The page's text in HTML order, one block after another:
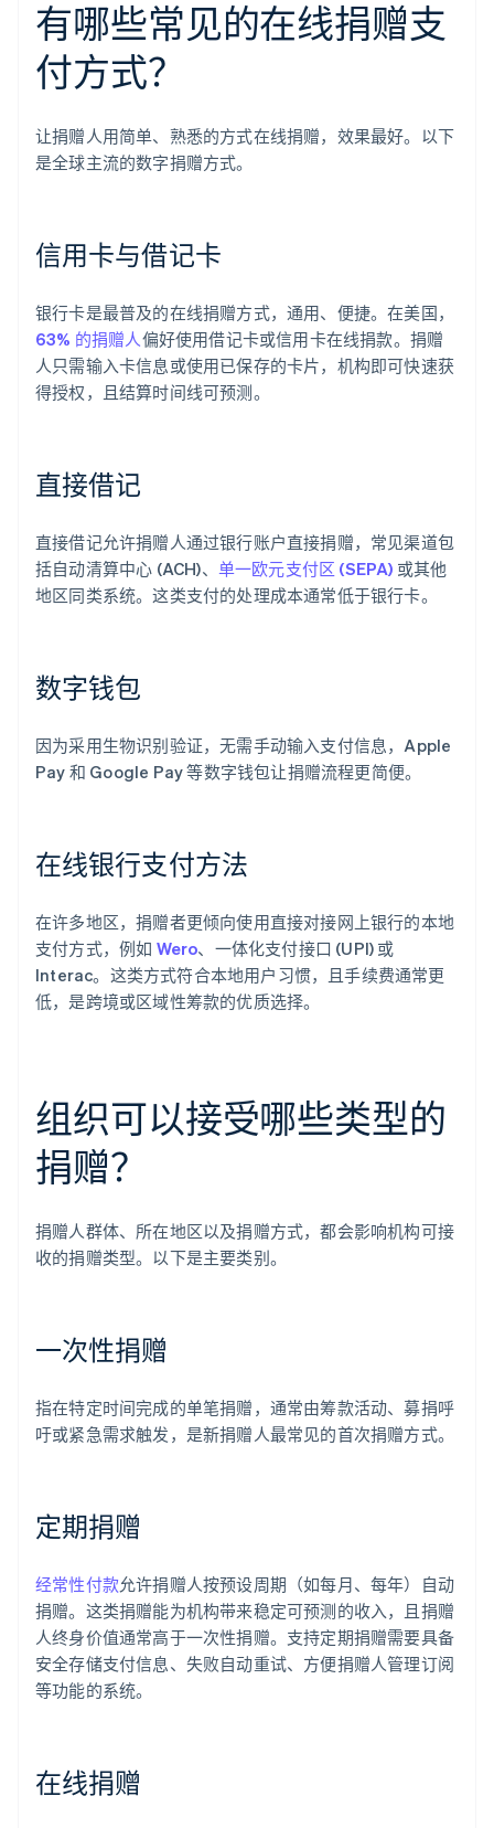
有哪些常见的在线捐赠支
付方式？
让捐赠人用简单、熟悉的方式在线捐赠，效果最好。以下
是全球主流的数字捐赠方式。
信用卡与借记卡
银行卡是最普及的在线捐赠方式，通用、便捷。在美国，
63% 的捐赠人偏好使用借记卡或信用卡在线捐款。捐赠
人只需输入卡信息或使用已保存的卡片，机构即可快速获
得授权，且结算时间线可预测。
直接借记
直接借记允许捐赠人通过银行账户直接捐赠，常见渠道包
括自动清算中心 (ACH)、 单一欧元支付区 (SEPA) 或其他
地区同类系统。这类支付的处理成本通常低于银行卡。
数字钱包
因为采用生物识别验证，无需手动输入支付信息，Apple
Pay 和 Google Pay 等数字钱包让捐赠流程更简便。
在线银行支付方法
在许多地区，捐赠者更倾向使用直接对接网上银行的本地
支付方式，例如 Wero、一体化支付接口 (UPI) 或
Interac。这类方式符合本地用户习惯，且手续费通常更
低，是跨境或区域性筹款的优质选择。
组织可以接受哪些类型的
捐赠？
捐赠人群体、所在地区以及捐赠方式，都会影响机构可接
收的捐赠类型。以下是主要类别。
一次性捐赠
指在特定时间完成的单笔捐赠，通常由筹款活动、募捐呼
吁或紧急需求触发，是新捐赠人最常见的首次捐赠方式。
定期捐赠
经常性付款允许捐赠人按预设周期（如每月、每年）自动
捐赠。这类捐赠能为机构带来稳定可预测的收入，且捐赠
人终身价值通常高于一次性捐赠。支持定期捐赠需要具备
安全存储支付信息、失败自动重试、方便捐赠人管理订阅
等功能的系统。
在线捐赠